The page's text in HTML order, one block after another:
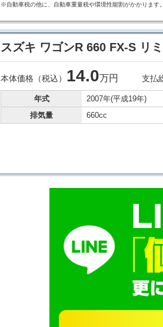
※自動車税の他に、自動車重量税や環境性能割がかかります。
スズキ ワゴンR 660 FX-S リ
本体価格（税込） 14.0万円 支払
年式 2007年(平成19年)
排気量
660cc